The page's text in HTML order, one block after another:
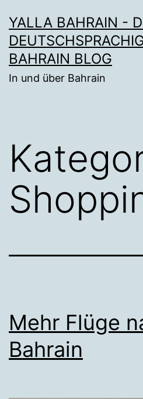
Inhalt
springen
YALLA BAHRAIN -
BAHRAIN BLOG
In und über Bahrain
Mehr Flüge
Bahrain